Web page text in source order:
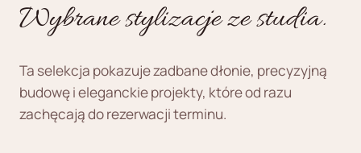
Wybrane stylizacje ze studia.
Ta selekcja pokazuje zadbane dłonie, precyzyjną
budowę i eleganckie projekty, które od razu
zachęcają do rezerwacji terminu.